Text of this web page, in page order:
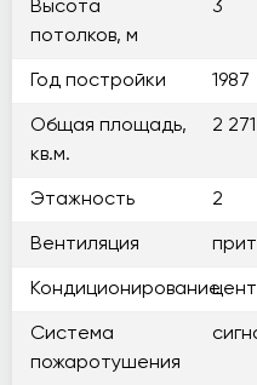
Высота
потолков, м
3
Год постройки 1987
Общая площадь,
кв.м.
2 271
Этажность 2
Вентиляция
Кондиционирование
Система
пожаротушения